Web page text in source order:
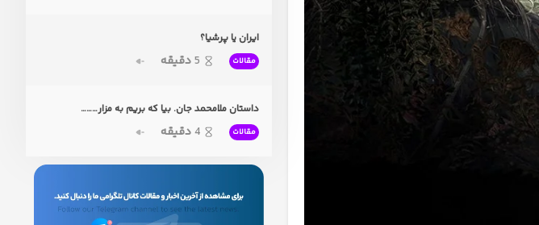
ایران یا پرشیا؟
مقالات 5دقیقه
داستان ملامحمد جان. بیا که بریم به مزار………
مقالات 4دقیقه